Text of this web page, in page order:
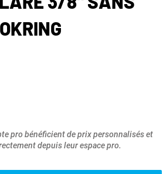
pro bénéficient de prix personnalisés et
depuis leur espace pro.